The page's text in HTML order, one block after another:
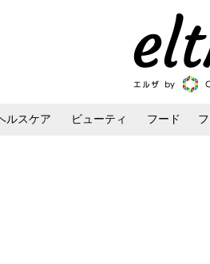
ルスケア ビューティ フード